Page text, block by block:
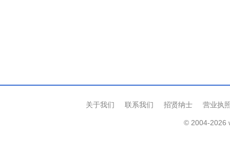
关于我们 联系我们 招贤纳士 营业执
© 2004-2026